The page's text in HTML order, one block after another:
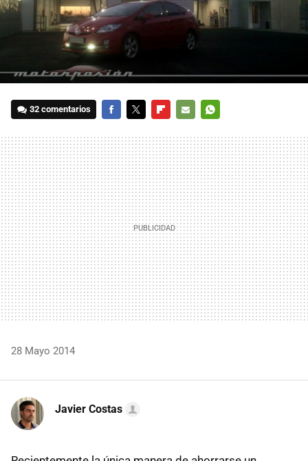
32 comentarios
MAIL
28 Mayo 2014
Javier Costas